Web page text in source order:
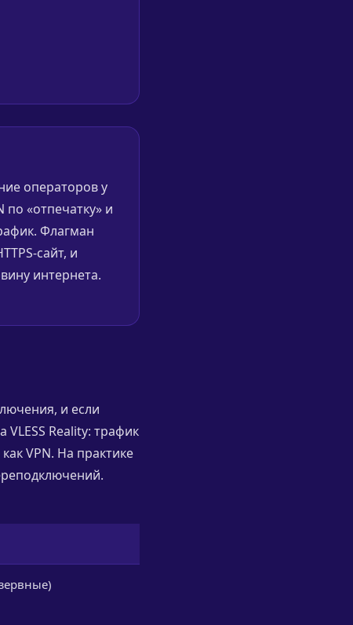
операторов у
«отпечатку» и
Флагман
сайт, и
интернета.
и если
Reality: трафик
VPN. На практике